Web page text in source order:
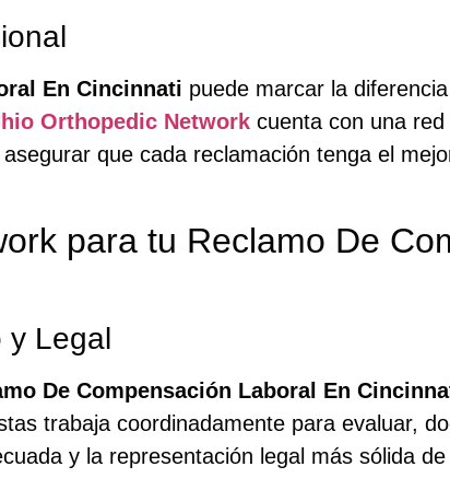
En Cincinnati puede marcar la
Orthopedic Network cuenta con una
que cada reclamación tenga el
para tu Reclamo De
y Legal
De Compensación Laboral En
trabaja coordinadamente para evaluar,
y la representación legal más sólida de